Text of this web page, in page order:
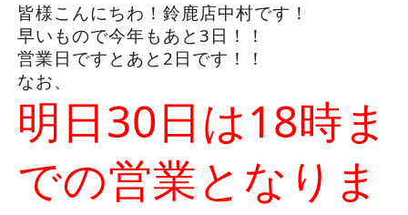
皆様こんにちわ！鈴鹿店中村です！
早いもので今年もあと3日！！
営業日ですとあと2日です！！
なお、
明日30日は18時ま
での営業となりま